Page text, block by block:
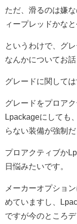
ただ、滑るのは嫌
ィープレッドかな
というわけで、グ
なんかについてお話
グレードに関して
グレードをプロア
Lpackageにしても
らない装備が強制
プロアクティブか
日悩みたいです。
メーカーオプショ
めていますし、
ですが今のところ